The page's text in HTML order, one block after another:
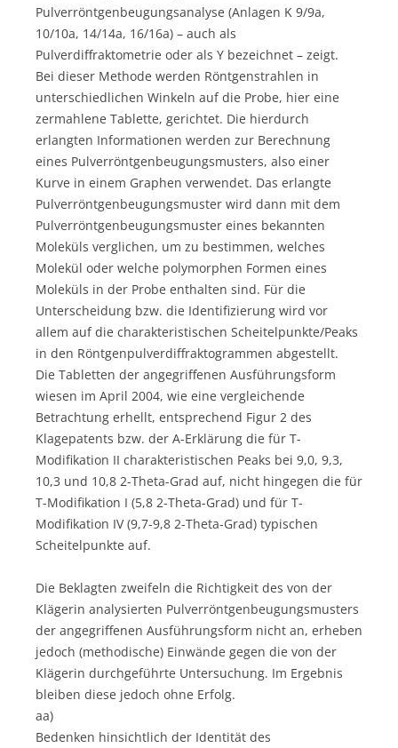
Pulverröntgenbeugungsanalyse (Anlagen K 9/9a,
10/10a, 14/14a, 16/16a) – auch als
Pulverdiffraktometrie oder als Y bezeichnet – zeigt.
Bei dieser Methode werden Röntgenstrahlen in
unterschiedlichen Winkeln auf die Probe, hier eine
zermahlene Tablette, gerichtet. Die hierdurch
erlangten Informationen werden zur Berechnung
eines Pulverröntgenbeugungsmusters, also einer
Kurve in einem Graphen verwendet. Das erlangte
Pulverröntgenbeugungsmuster wird dann mit dem
Pulverröntgenbeugungsmuster eines bekannten
Moleküls verglichen, um zu bestimmen, welches
Molekül oder welche polymorphen Formen eines
Moleküls in der Probe enthalten sind. Für die
Unterscheidung bzw. die Identifizierung wird vor
allem auf die charakteristischen Scheitelpunkte/Peaks
in den Röntgenpulverdiffraktogrammen abgestellt.
Die Tabletten der angegriffenen Ausführungsform
wiesen im April 2004, wie eine vergleichende
Betrachtung erhellt, entsprechend Figur 2 des
Klagepatents bzw. der A-Erklärung die für T-
Modifikation II charakteristischen Peaks bei 9,0, 9,3,
10,3 und 10,8 2-Theta-Grad auf, nicht hingegen die für
T-Modifikation I (5,8 2-Theta-Grad) und für T-
Modifikation IV (9,7-9,8 2-Theta-Grad) typischen
Scheitelpunkte auf.
Die Beklagten zweifeln die Richtigkeit des von der
Klägerin analysierten Pulverröntgenbeugungsmusters
der angegriffenen Ausführungsform nicht an, erheben
jedoch (methodische) Einwände gegen die von der
Klägerin durchgeführte Untersuchung. Im Ergebnis
bleiben diese jedoch ohne Erfolg.
aa)
Bedenken hinsichtlich der Identität des